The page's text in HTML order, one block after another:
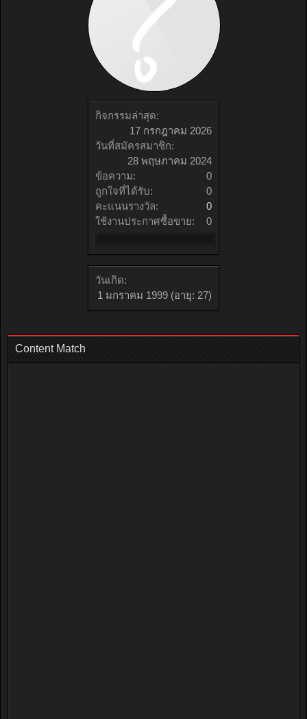
กิจกรรมล่าสุด:
17 กรกฎาคม 2026
วันที่สมัครสมาชิก:
28 พฤษภาคม 2024
ข้อความ:
0
ถูกใจที่ได้รับ:
0
คะแนนรางวัล:
0
ใช้งานประกาศซื้อขาย:
0
วันเกิด:
1 มกราคม 1999 (อายุ: 27)
Content Match